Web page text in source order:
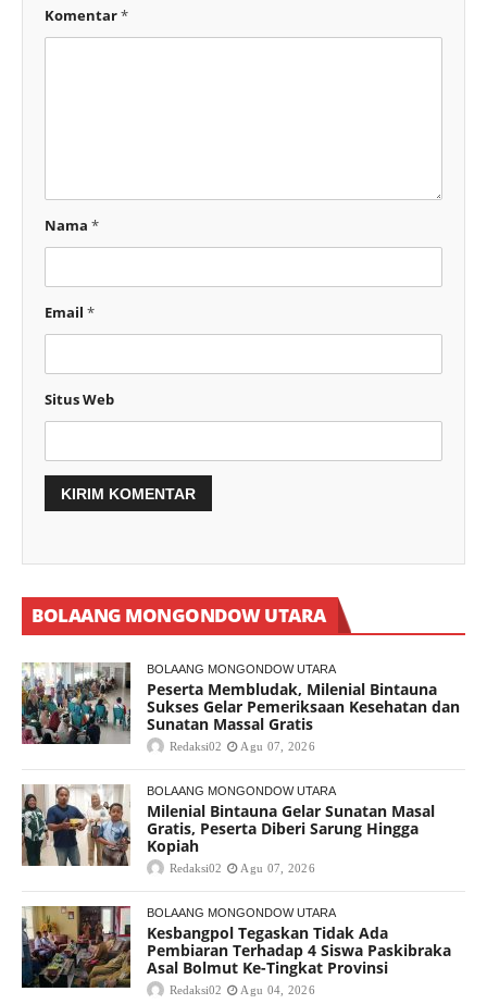
Komentar*
Nama *
Email *
Situs Web
BOLAANG MONGONDOW UTARA
BOLAANG MONGONDOW UTARA
Peserta Membludak, Milenial Bintauna
Sukses Gelar Pemeriksaan Kesehatan dan
Sunatan Massal Gratis
Redaksi02 Agu 07, 2026
BOLAANG MONGONDOW UTARA
Milenial Bintauna Gelar Sunatan Masal
Gratis, Peserta Diberi Sarung Hingga
Kopiah
Redaksi02 Agu 07, 2026
BOLAANG MONGONDOW UTARA
Kesbangpol Tegaskan Tidak Ada
Pembiaran Terhadap 4 Siswa Paskibraka
Asal Bolmut Ke-Tingkat Provinsi
Redaksi02 Agu 04, 2026